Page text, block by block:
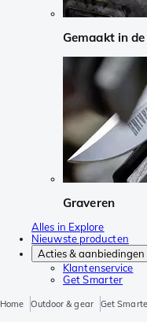
Gemaakt in
Graveren
Alles in Explore
Nieuwste producten
Acties & aanbiedingen
Klantenservice
Get Smarter
Home Outdoor & gear Get